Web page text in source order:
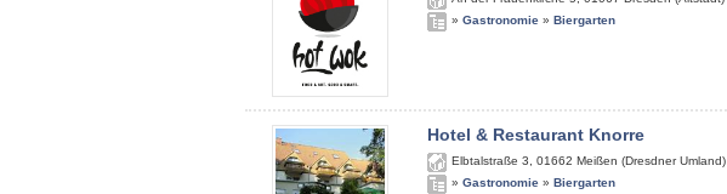
» Gastronomie » Biergarten
Hotel & Restaurant Knorre
Elbtalstraße 3 01662 Meißen (Dresdner Umland)
» Gastronomie » Biergarten